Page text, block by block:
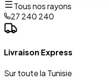
Tous nos rayons
27 240 240
Livraison Express
Sur toute la Tunisie